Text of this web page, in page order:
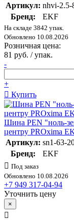
Артикул: nhvi-2.5-
Бренд:
EKF
На складе 3842 упак.
Обновлено 10.08.2026
Розничная цена:
81 руб. / упак.
-
+
Купить
Шина PEN "ноль-
центру PROxima
Артикул: sn1-63-
Бренд:
EKF
Под заказ
Обновлено 10.08.2026
+7 949 317-04-94
Уточнить цену
×